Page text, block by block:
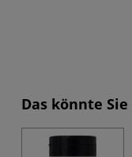
Das könnte